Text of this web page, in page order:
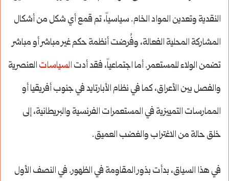
النقدية وتعدين المواد الخام. سياسياً، تم قمع أي شكل من أشكال
المشاركة المحلية الفعالة، وفُرضت أنظمة حكم غير مباشر أو مباشر
تضمن الولاء للمستعمر. أما اجتماعياً، فقد أدت السياسات العنصرية
والفصل بين الأعراق، كما في نظام الأبارتايد في جنوب أفريقيا أو
الممارسات التمييزية في المستعمرات الفرنسية والبريطانية، إلى
خلق حالة من الاغتراب والغضب العميق.
في هذا السياق، بدأت بذور المقاومة في الظهور. في النصف الأول